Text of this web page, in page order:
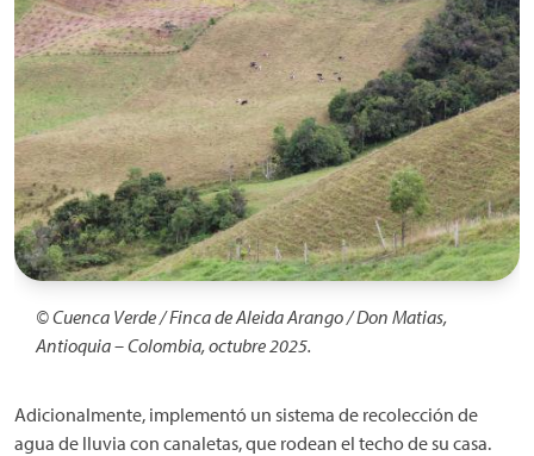
© Cuenca Verde / Finca de Aleida Arango / Don Matias,
Antioquia – Colombia, octubre 2025.
Adicionalmente, implementó un sistema de recolección de
agua de lluvia con canaletas, que rodean el techo de su casa.